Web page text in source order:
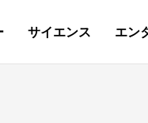
サイエンス エン